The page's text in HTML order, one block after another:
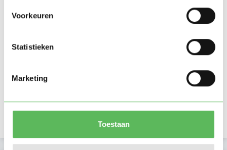
Voorkeuren
Statistieken
Marketing
Toestaan